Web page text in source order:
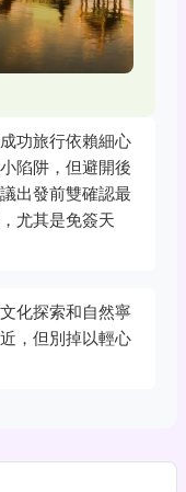
功旅行依賴細心
陷阱，但避開後
出發前雙確認最
尤其是免簽天
化探索和自然寧
，但別掉以輕心